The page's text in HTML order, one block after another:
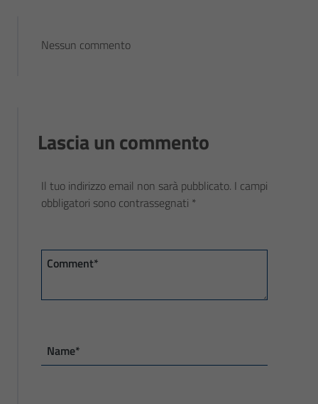
Nessun commento
Lascia un commento
Il tuo indirizzo email non sarà pubblicato. I campi
obbligatori sono contrassegnati *
Comment*
Name*